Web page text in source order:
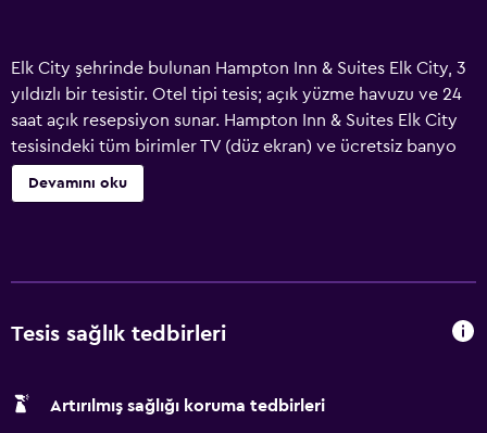
Elk City şehrinde bulunan Hampton Inn & Suites Elk City, 3
yıldızlı bir tesistir. Otel tipi tesis; açık yüzme havuzu ve 24
saat açık resepsiyon sunar. Hampton Inn & Suites Elk City
tesisindeki tüm birimler TV (düz ekran) ve ücretsiz banyo
malzemeleri ile donatılmıştır. Hampton Inn & Suites Elk City
tesisinde açık büfe ve Amerikan usulü kahvaltı seçenekleri
Devamını oku
Tesis sağlık tedbirleri
Artırılmış sağlığı koruma tedbirleri